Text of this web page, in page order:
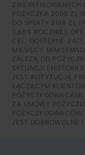
ZWERYFIKOWANYCH
POŻYCZKA 2000 ZŁ
DO SPŁATY 2018 ZŁ
3,65% ROCZNIE).
CEL, DOSTĘPNE 24/
MIESIĘCY.
ZALEŻĄ OD
SYTUACJI I HISTORII
JEST INSTYTUCJĄ
ŁĄCZĄCYM
ZA UMOWY
JEST DOBROWOLNE I